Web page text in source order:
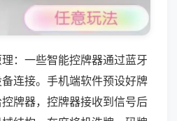
：一些智能控牌器通过蓝牙
连接。手机端软件预设好牌
牌器，控牌器接收到信号后